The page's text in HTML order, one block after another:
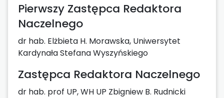
Pierwszy Zastępca Redaktora
Naczelnego
dr hab. Elżbieta H. Morawska, Uniwersytet
Kardynała Stefana Wyszyńskiego
Zastępca Redaktora Naczelnego
dr hab. prof UP, WH UP Zbigniew B. Rudnicki